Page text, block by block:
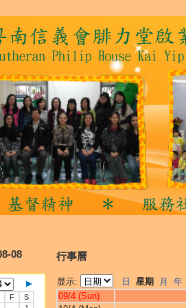
08
F
S
行事曆
显示: 日 星期 月 年
09/4 (Sun)